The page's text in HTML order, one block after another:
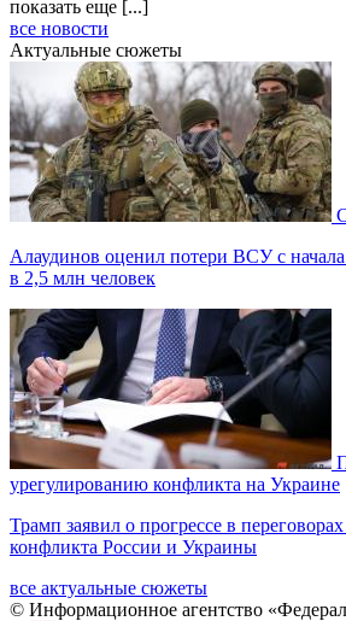
показать еще [...]
все новости
Актуальные сюжеты
Алаудинов оценил потери ВСУ с
в 2,5 млн человек
урегулированию конфликта на Украине
Трамп заявил о прогрессе в
конфликта России и Украины
все актуальные сюжеты
© Информационное агентство